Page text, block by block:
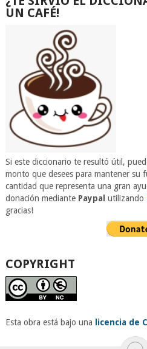
UN CAFÉ!
Si este diccionario te resultó útil,
monto que desees para mantener su
cantidad que representa una gran
donación mediante Paypal utilizando
gracias!
COPYRIGHT
Esta obra está bajo una licencia de